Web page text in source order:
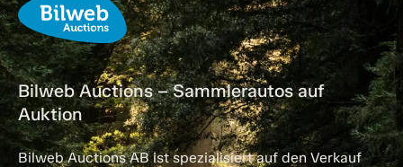
Bilweb Auctions – Sammlerautos auf
Auktion
Bilweb Auctions AB ist spezialisiert auf den Verkauf